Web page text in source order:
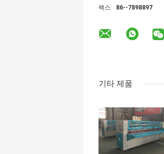
팩스:
86--7898897
기타 제품